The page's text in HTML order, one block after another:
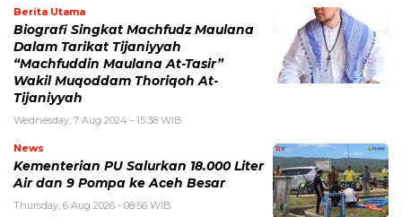
Berita Utama
Biografi Singkat Machfudz Maulana
Dalam Tarikat Tijaniyyah
“Machfuddin Maulana At-Tasir”
Wakil Muqoddam Thoriqoh At-
Tijaniyyah
Wednesday, 7 Aug 2024 - 15:38 WIB
News
Kementerian PU Salurkan 18.000 Liter
Air dan 9 Pompa ke Aceh Besar
Thursday, 6 Aug 2026 - 08:56 WIB